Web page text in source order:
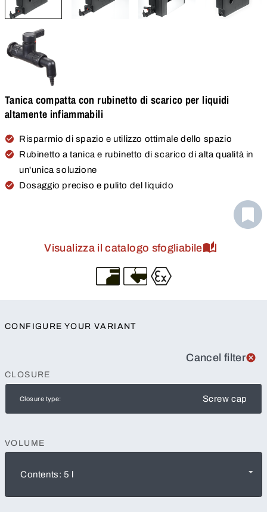
Tanica compatta con rubinetto di scarico per liquidi
altamente infiammabili
Risparmio di spazio e utilizzo ottimale dello spazio
Rubinetto a tanica e rubinetto di scarico di alta qualità in
un'unica soluzione
Dosaggio preciso e pulito del liquido
Visualizza il catalogo sfogliabile
CONFIGURE YOUR VARIANT
Cancel filter
CLOSURE
Closure type: Screw cap
VOLUME
Contents: 5 l